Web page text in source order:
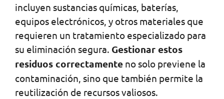
incluyen sustancias químicas, baterías,
equipos electrónicos, y otros materiales que
requieren un tratamiento especializado para
su eliminación segura. Gestionar estos
residuos correctamente no solo previene la
contaminación, sino que también permite la
reutilización de recursos valiosos.